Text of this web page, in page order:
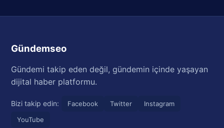
Gündemseo
Gündemi takip eden değil, gündemin içinde yaşayan
dijital haber platformu.
Bizi takip edin: Facebook Twitter
Instagram
YouTube